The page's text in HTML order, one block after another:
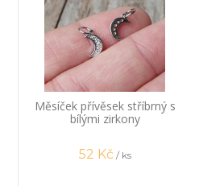
Měsíček přívěsek stříbrný s
bílými zirkony
52 Kč / ks